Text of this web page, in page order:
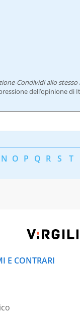
Condividi allo
dell’opinione di
N O P Q R S T
E CONTRARI